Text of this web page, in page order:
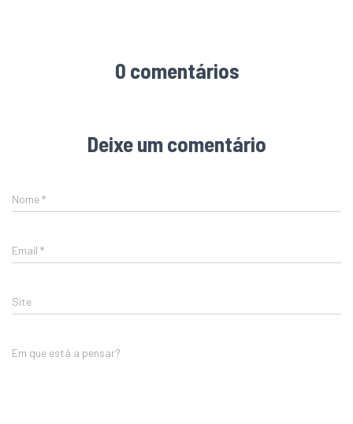
0 comentários
Deixe um comentário
Nome*
Email *
Site
Em que está a pensar?